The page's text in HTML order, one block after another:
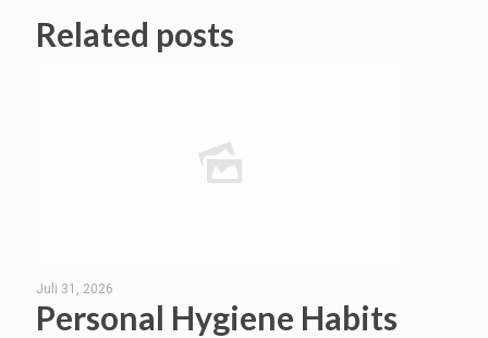
Related posts
Juli 31, 2026
Personal Hygiene Habits